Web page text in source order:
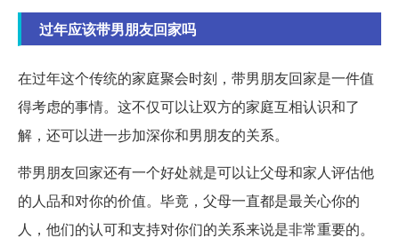
过年应该带男朋友回家吗
在过年这个传统的家庭聚会时刻，带男朋友回家是一件值
得考虑的事情。这不仅可以让双方的家庭互相认识和了
解，还可以进一步加深你和男朋友的关系。
带男朋友回家还有一个好处就是可以让父母和家人评估他
的人品和对你的价值。毕竟，父母一直都是最关心你的
人，他们的认可和支持对你们的关系来说是非常重要的。